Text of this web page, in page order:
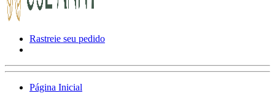
Rastreie seu pedido
Página Inicial